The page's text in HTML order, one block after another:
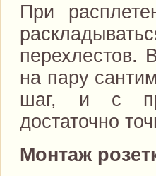
При
перехлестов.
на пару
шаг, и с
достаточно
Монтаж